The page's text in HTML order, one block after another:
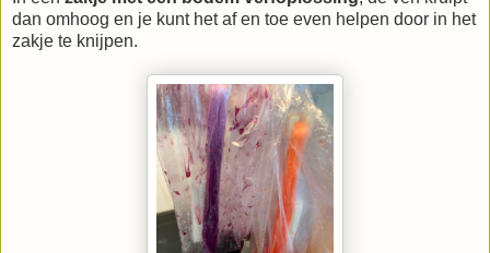
dan omhoog en je kunt het af en toe even helpen door in het
zakje te knijpen.